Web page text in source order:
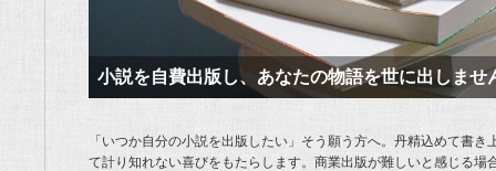
小説を自費出版し、あなたの物語を世に出しませ
「いつか自分の小説を出版したい」そう願う方へ。丹精込めて書
て計り知れない喜びをもたらします。商業出版が難しいと感じる